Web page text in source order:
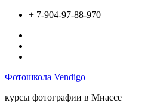
Перейти
содержимому
+ 7-904-97-88-970
Фотошкола Vendigo
курсы фотографии в Миассе